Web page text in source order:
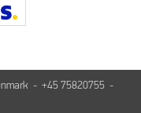
- +45 75820755 -